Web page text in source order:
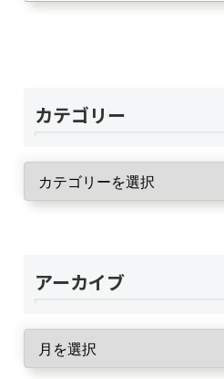
カテゴリー
アーカイブ